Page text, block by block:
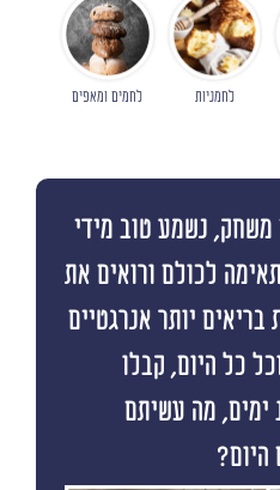
לחמניות לחמים ומאפים
משחק, נשמע טוב מידי
לכולם ורואים את
יותר אנרגטיים
כל היום, קבלו
תוצאה ראשונה תוך 10 ימים, מה עשיתם